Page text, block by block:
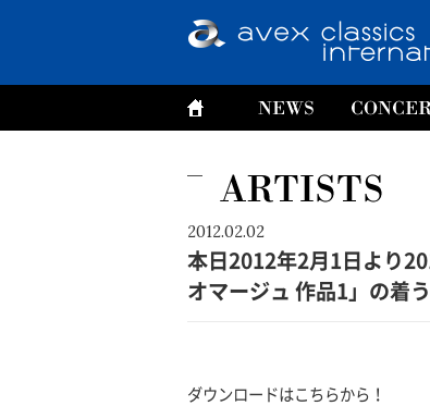
2012.02.02
本日2012年2月1日より
オマージュ 作品1」の着
ダウンロードはこちらから！